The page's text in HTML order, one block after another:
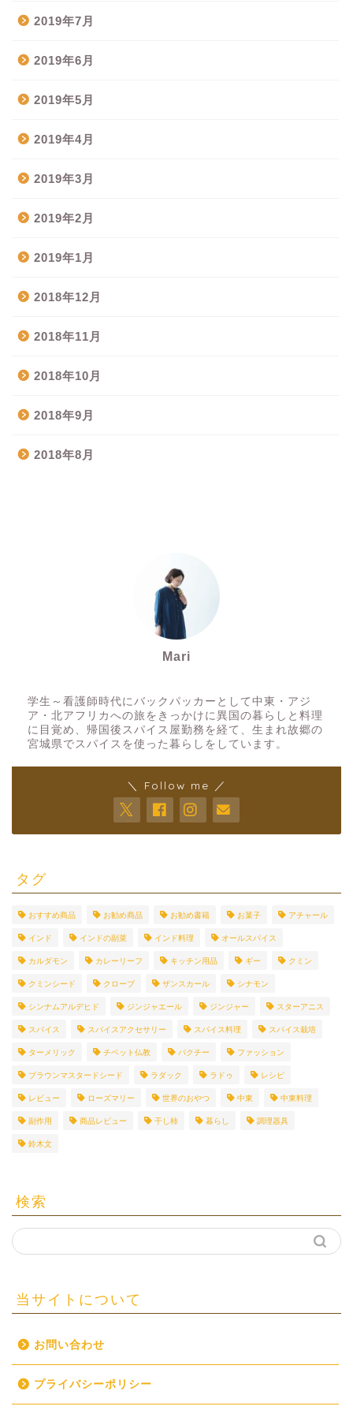
2019年7月
2019年6月
2019年5月
2019年4月
2019年3月
2019年2月
2019年1月
2018年12月
2018年11月
2018年10月
2018年9月
2018年8月
Mari
学生～看護師時代にバックパッカーとして中東・アジ
ア・北アフリカへの旅をきっかけに異国の暮らしと料理
に目覚め、帰国後スパイス屋勤務を経て、生まれ故郷の
宮城県でスパイスを使った暮らしをしています。
＼ Follow me ／
タグ
おすすめ商品 お勧め商品 お勧め書籍 お菓子 アチャール
インド インドの副菜 インド料理 オールスパイス
カルダモン カレーリーフ キッチン用品 ギー クミン
クミンシード クローブ ザンスカール シナモン
シンナムアルデヒド ジンジャエール ジンジャー スターアニス
スパイス スパイスアクセサリー スパイス料理 スパイス栽培
ターメリック チベット仏教 パクチー ファッション
ブラウンマスタードシード ラダック ラドゥ レシピ
レビュー ローズマリー 世界のおやつ 中東 中東料理
副作用 商品レビュー 干し柿 暮らし 調理器具
鈴木文
検索
当サイトについて
お問い合わせ
プライバシーポリシー